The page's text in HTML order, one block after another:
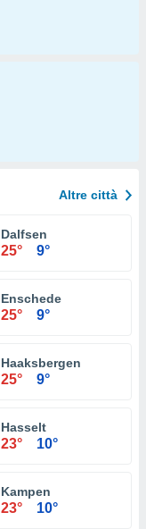
Altre città
Dalfsen
25° 9°
Enschede
25° 9°
Haaksbergen
25° 9°
Hasselt
23° 10°
Kampen
23° 10°